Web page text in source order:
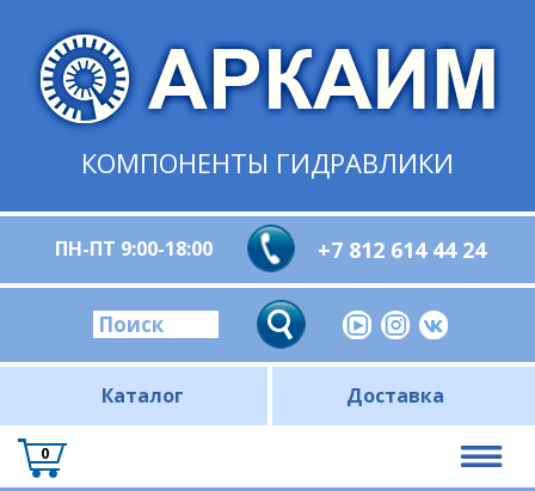
КОМПОНЕНТЫ ГИДРАВЛИКИ
ПН-ПТ 9:00-18:00 +7 812 614 44 24
Каталог Доставка
0